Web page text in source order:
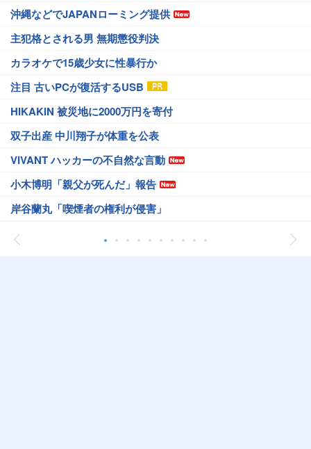
沖縄などでJAPANローミング提供
主犯格とされる男 無期懲役判決
カラオケで15歳少女に性暴行か
注目 古いPCが復活するUSB
HIKAKIN 被災地に2000万円を寄付
双子出産 中川翔子が体重を公表
VIVANT ハッカーの不自然な言動
小木博明「親父が死んだ」報告
岸谷蘭丸「喫煙者の権利が侵害」